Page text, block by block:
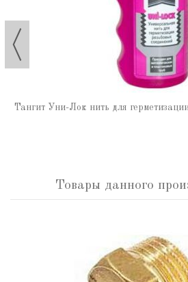
Тангит Уни-Лок нить для
Товары данного